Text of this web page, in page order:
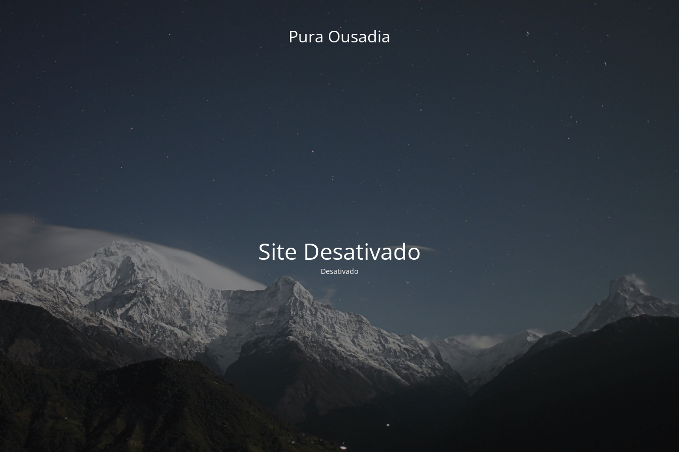
Pura Ousadia
Site Desativado
Desativado